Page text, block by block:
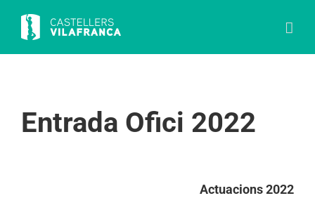
content
Entrada Ofici 2022
Actuacions 2022